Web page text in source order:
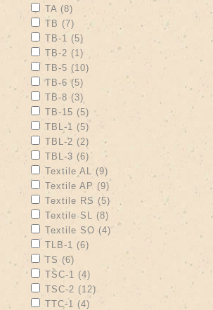
Apply TA filter
TA (8) Apply TA filter
Apply TB filter
TB (7)
Apply TB-1 filter
TB-1 (5)
Apply TB-2 filter
TB-2 (1) Apply TB-2 filter
Apply TB-5 filter
TB-5 (10)
Apply TB-6 filter
TB-6 (5) Apply TB-6 filter
Apply TB-8 filter
TB-8 (3) Apply TB-8 filter
Apply TB-15 filter
TB-15 (5) Apply TB-15 filter
Apply TBL-1 filter
TBL-1 (5)
Apply TBL-2 filter
TBL-2 (2) Apply TBL-2 filter
Apply TBL-3 filter
TBL-3 (6) Apply TBL-3 filter
Apply Textile AL filter
Textile AL (9)
Apply Textile AP filter
Textile AP (9)
Apply Textile RS filter
Textile RS (5) Apply Textile RS filter
Apply Textile SL filter
Textile SL (8) Apply Textile SL filter
Apply Textile SO filter
Textile SO (4)Apply Textile SO filter
Apply TLB-1 filter
TLB-1 (6)
Apply TS filter
TS (6) Apply TS filter
Apply TSC-1 filter
TSC-1 (4) Apply TSC-1 filter
Apply TSC-2 filter
TSC-2 (12) Apply TSC-2 filter
Apply TTC-1 filter
TTC-1 (4)